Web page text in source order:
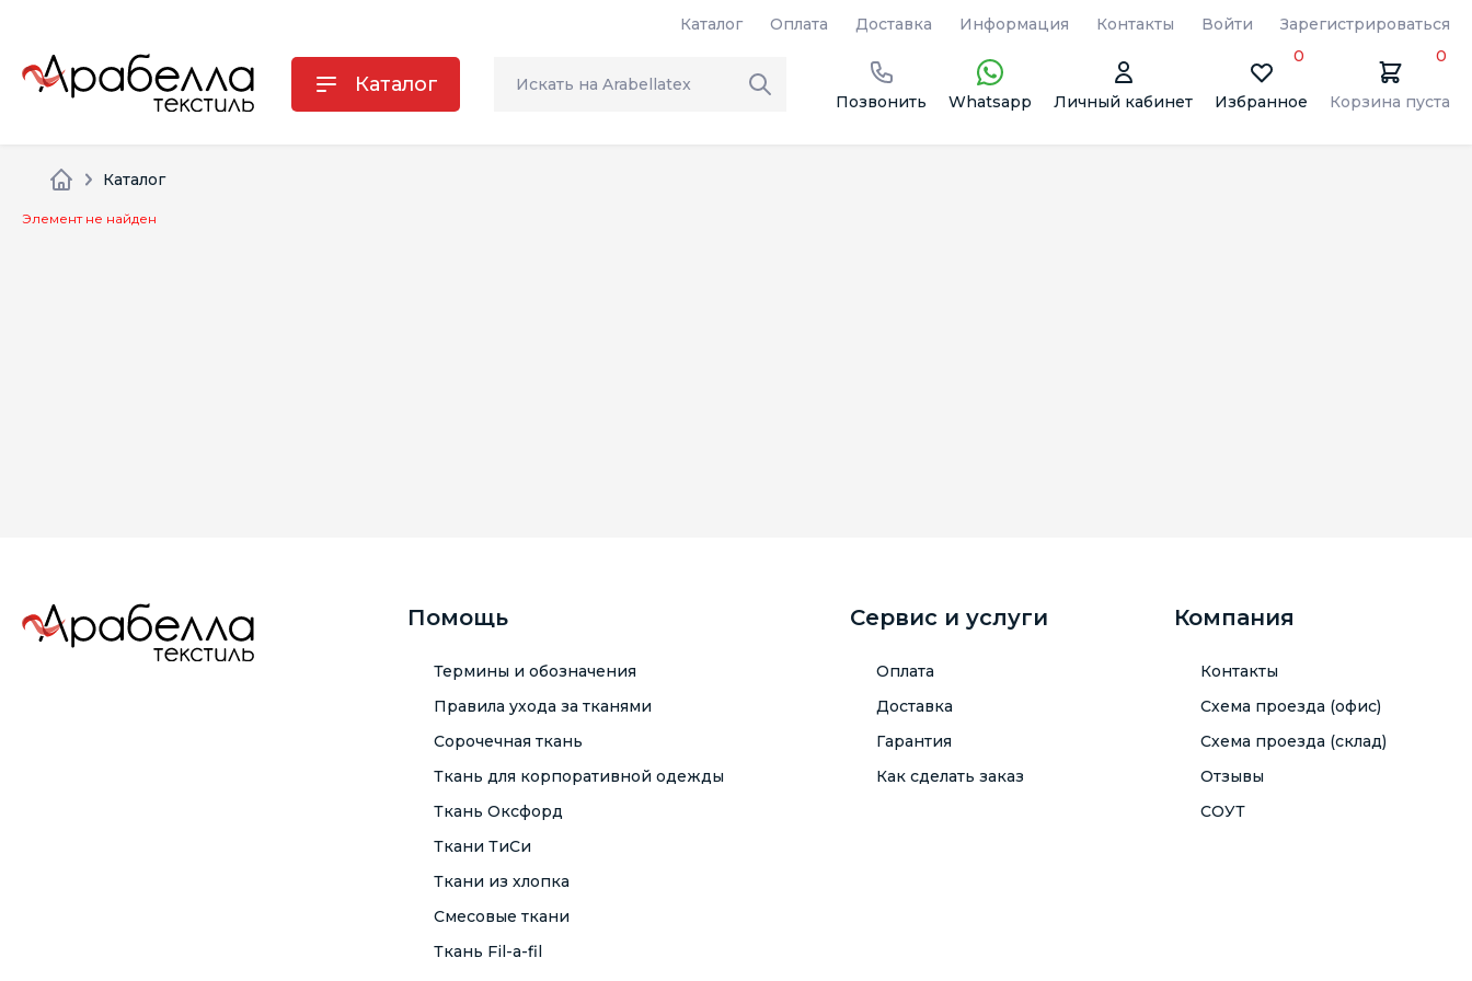
Каталог Оплата Доставка Информация Контакты Войти Зарегистрироваться
Каталог
Позвонить Whatsapp Личный кабинет Избранное
0
Корзина пуста
0
Каталог
Элемент не найден
Помощь
Термины и обозначения
Правила ухода за тканями
Сорочечная ткань
Ткань для корпоративной одежды
Ткань Оксфорд
Ткани ТиСи
Ткани из хлопка
Смесовые ткани
Ткань Fil-a-fil
Сервис и услуги
Оплата
Доставка
Гарантия
Как сделать заказ
Компания
Контакты
Схема проезда (офис)
Схема проезда (склад)
Отзывы
СОУТ